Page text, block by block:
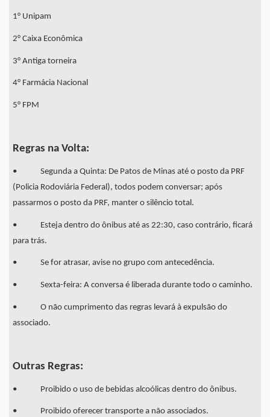
1° Unipam
2° Caixa Econômica
3° Antiga torneira
4° Farmácia Nacional
5° FPM
Regras na Volta:
• Segunda a Quinta: De Patos de Minas até o posto da PRF
(Policia Rodoviária Federal), todos podem conversar; após
passarmos o posto da PRF, manter o silêncio total.
• Esteja dentro do ônibus até as 22:30, caso contrário, ficará
para trás.
• Se for atrasar, avise no grupo com antecedência.
• Sexta-feira: A conversa é liberada durante todo o caminho.
• O não cumprimento das regras levará à expulsão do
associado.
Outras Regras:
• Proibido o uso de bebidas alcoólicas dentro do ônibus.
• Proibido oferecer transporte a não associados.